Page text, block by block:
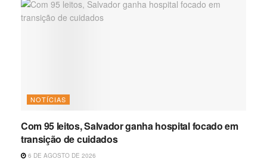
NOTÍCIAS
Com 95 leitos, Salvador ganha hospital focado em
transição de cuidados
6 DE AGOSTO DE 2026